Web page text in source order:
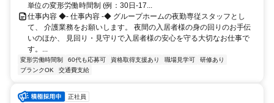
単位の変形労働時間制 (例：30日-17...
仕事内容 ◆- 仕事内容 -◆ グループホームの夜勤専従スタッフとし
て、 介護業務をお願いします。 夜間の入居者様の身の回りのお手伝
いのほか、 見回り・見守りで入居者様の安心を守る大切なお仕事で
す。...
変形労働時間制 60代も応募可 資格取得支援あり 職場見学可
研修あり
ブランクOK
交通費支給
正社員